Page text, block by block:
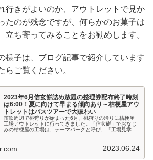
行きがよいのか、アウトレットで見か
たのが残念ですが、何らかのお菓子は
立ち寄ってみることをお勧めします。
様子は、ブログ記事で紹介しています
らご覧ください。
2023年6月信玄餅詰め放題の整理券配布終了時刻
は6:00！夏に向けて早まる傾向あり～桔梗屋アウ
トレットはバスツアーで大賑わい
笛吹周辺で桃狩りが始まった6月、桃狩りの帰りに桔梗屋
工場アウトレットに行ってきました。「信玄餅」でおなじ
みの桔梗屋の工場は、テーマパークと呼び、「工場見学」
2023.06.24